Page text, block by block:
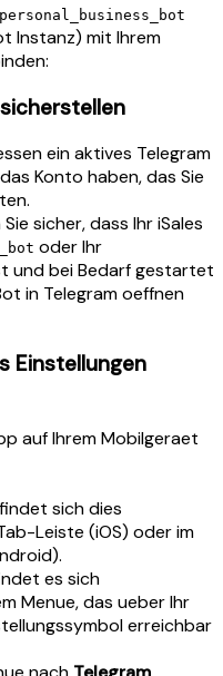
Instanz) mit Ihrem
ein aktives Telegram
Konto haben, das Sie
sicher, dass Ihr iSales
oder Ihr
und bei Bedarf gestartet
in Telegram oeffnen
Einstellungen
auf Ihrem Mobilgeraet
sich dies
Leiste (iOS) oder im
es sich
Menue, das ueber Ihr
erreichbar